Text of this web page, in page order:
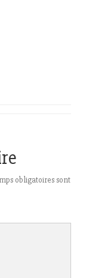
obligatoires sont